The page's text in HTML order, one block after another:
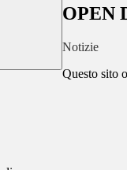
OPEN
Notizie
Questo sito